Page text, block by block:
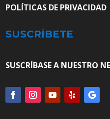
POLÍTICAS DE PRIVACIDAD
SUSCRÍBETE
SUSCRÍBASE A NUESTRO